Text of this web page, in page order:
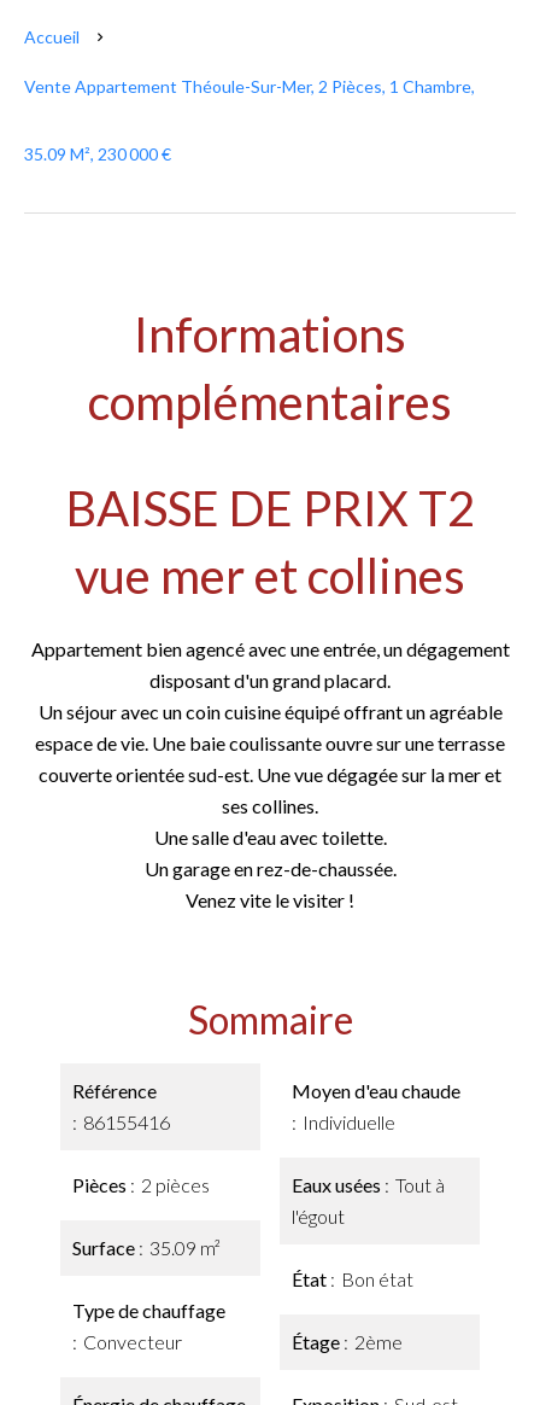
Accueil
Vente Appartement Théoule-Sur-Mer, 2 Pièces, 1 Chambre,
35.09 M², 230 000 €
Informations
complémentaires
BAISSE DE PRIX T2
vue mer et collines
Appartement bien agencé avec une entrée, un dégagement
disposant d'un grand placard.
Un séjour avec un coin cuisine équipé offrant un agréable
espace de vie. Une baie coulissante ouvre sur une terrasse
couverte orientée sud-est. Une vue dégagée sur la mer et
ses collines.
Une salle d'eau avec toilette.
Un garage en rez-de-chaussée.
Venez vite le visiter !
Sommaire
Référence
86155416
Pièces 2 pièces
Surface 35.09 m²
Type de chauffage
Convecteur
Moyen d'eau chaude
Individuelle
Eaux usées
Tout à
l'égout
État Bon état
Étage 2ème